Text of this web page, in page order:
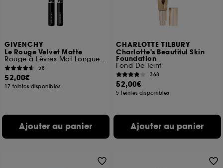
GIVENCHY
Le Rouge Velvet Matte
Rouge à Lèvres Mat Longue Tenue Effet Repulpant
58
52,00€
17 teintes disponibles
Ajouter au panier
CHARLOTTE TILBURY
Charlotte's Beautiful Skin
Foundation
Fond De Teint
368
52,00€
5 teintes disponibles
Ajouter au panier